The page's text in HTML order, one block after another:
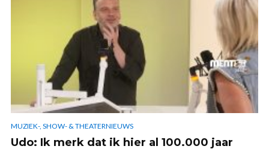
MUZIEK-, SHOW- & THEATERNIEUWS
Udo: Ik merk dat ik hier al 100.000 jaar